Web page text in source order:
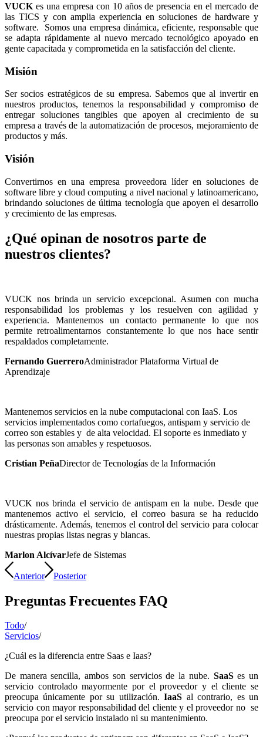
VUCK es una empresa con 10 años de presencia en el mercado de
las TICS y con amplia experiencia en soluciones de hardware y
software. Somos una empresa dinámica, eficiente, responsable que
se adapta rápidamente al nuevo mercado tecnológico apoyado en
gente capacitada y comprometida en la satisfacción del cliente.
Misión
Ser socios estratégicos de su empresa. Sabemos que al invertir en
nuestros productos, tenemos la responsabilidad y compromiso de
entregar soluciones tangibles que apoyen al crecimiento de su
empresa a través de la automatización de procesos, mejoramiento de
productos y más.
Visión
Convertirnos en una empresa proveedora líder en soluciones de
software libre y cloud computing a nivel nacional y latinoamericano,
brindando soluciones de última tecnología que apoyen el desarrollo
y crecimiento de las empresas.
¿Qué opinan de nosotros parte de
nuestros clientes?
VUCK nos brinda un servicio excepcional. Asumen con mucha
responsabilidad los problemas y los resuelven con agilidad y
experiencia. Mantenemos un contacto permanente lo que nos
permite retroalimentarnos constantemente lo que nos hace sentir
respaldados completamente.
Fernando GuerreroAdministrador Plataforma Virtual de
Aprendizaje
Mantenemos servicios en la nube computacional con IaaS. Los
servicios implementados como cortafuegos, antispam y servicio de
correo son estables y de alta velocidad. El soporte es inmediato y
las personas son amables y respetuosos.
Cristian PeñaDirector de Tecnologías de la Información
VUCK nos brinda el servicio de antispam en la nube. Desde que
mantenemos activo el servicio, el correo basura se ha reducido
drásticamente. Además, tenemos el control del servicio para colocar
nuestras propias listas negras y blancas.
Marlon AlcívarJefe de Sistemas
Anterior Posterior
Preguntas Frecuentes FAQ
Todo/
Servicios/
¿Cuál es la diferencia entre Saas e Iaas?
De manera sencilla, ambos son servicios de la nube. SaaSes un
servicio controlado mayormente por el proveedor y el cliente se
preocupa únicamente por su utilización.IaaS al contrario, es un
servicio con mayor responsabilidad del cliente y el proveedor no se
preocupa por el servicio instalado ni su mantenimiento.